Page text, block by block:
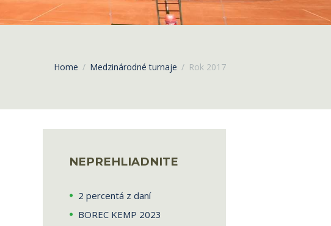
Home Medzinárodné turnaje Rok 2017
NEPREHLIADNITE
2 percentá z daní
BOREC KEMP 2023